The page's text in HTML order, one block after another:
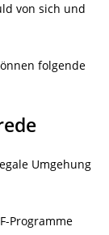
von sich und
folgende
Umgehung
Programme